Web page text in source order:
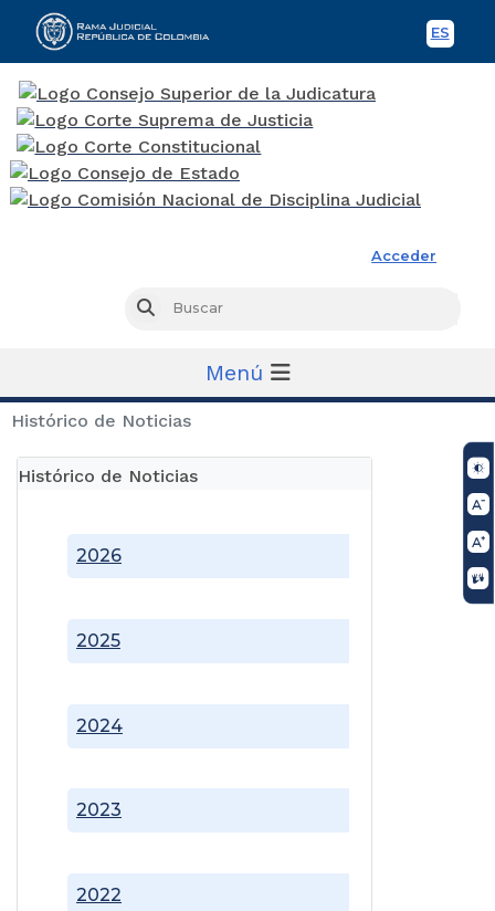
ES
Acceder
Buscar
Menú
Histórico de Noticias
Histórico de Noticias
2022
2023
2024
2025
2026